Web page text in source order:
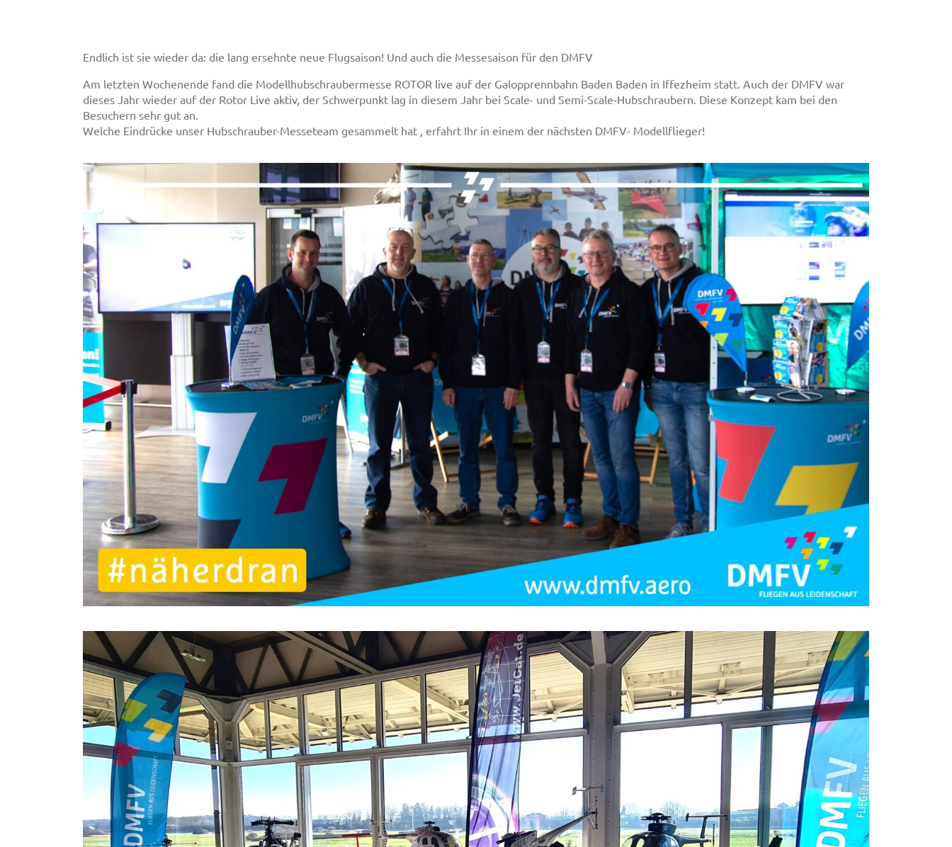
Endlich ist sie wieder da: die lang ersehnte neue Flugsaison! Und auch die Messesaison für den DMFV
Am letzten Wochenende fand die Modellhubschraubermesse ROTOR live auf der Galopprennbahn Baden Baden in Iffezheim statt. Auch der DMFV war
dieses Jahr wieder auf der Rotor Live aktiv, der Schwerpunkt lag in diesem Jahr bei Scale- und Semi-Scale-Hubschraubern. Diese Konzept kam bei den
Besuchern sehr gut an.
Welche Eindrücke unser Hubschrauber-Messeteam gesammelt hat , erfahrt Ihr in einem der nächsten DMFV- Modellflieger!